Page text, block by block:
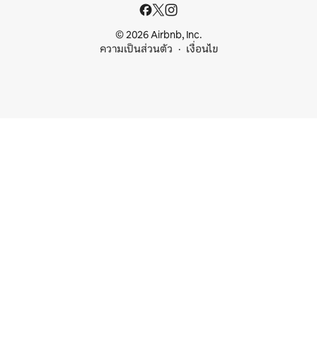
© 2026 Airbnb, Inc.
ความเป็นส่วนตัว
เงื่อนไข